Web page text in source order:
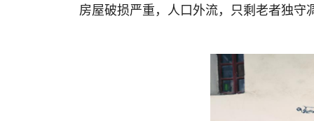
房屋破损严重，人口外流，只剩老者独守